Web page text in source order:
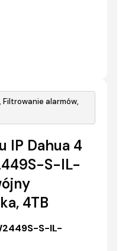
alarmów,
IP Dahua 4
S-IL-
4TB
S-IL-